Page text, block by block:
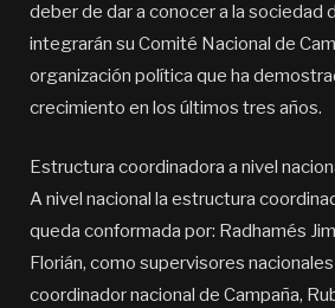
deber de dar a conocer a la sociedad
integrarán su Comité Nacional de
organización política que ha
crecimiento en los últimos tres años.
Estructura coordinadora a nivel
A nivel nacional la estructura
queda conformada por: Radhamés
Florián, como supervisores
coordinador nacional de Campaña,